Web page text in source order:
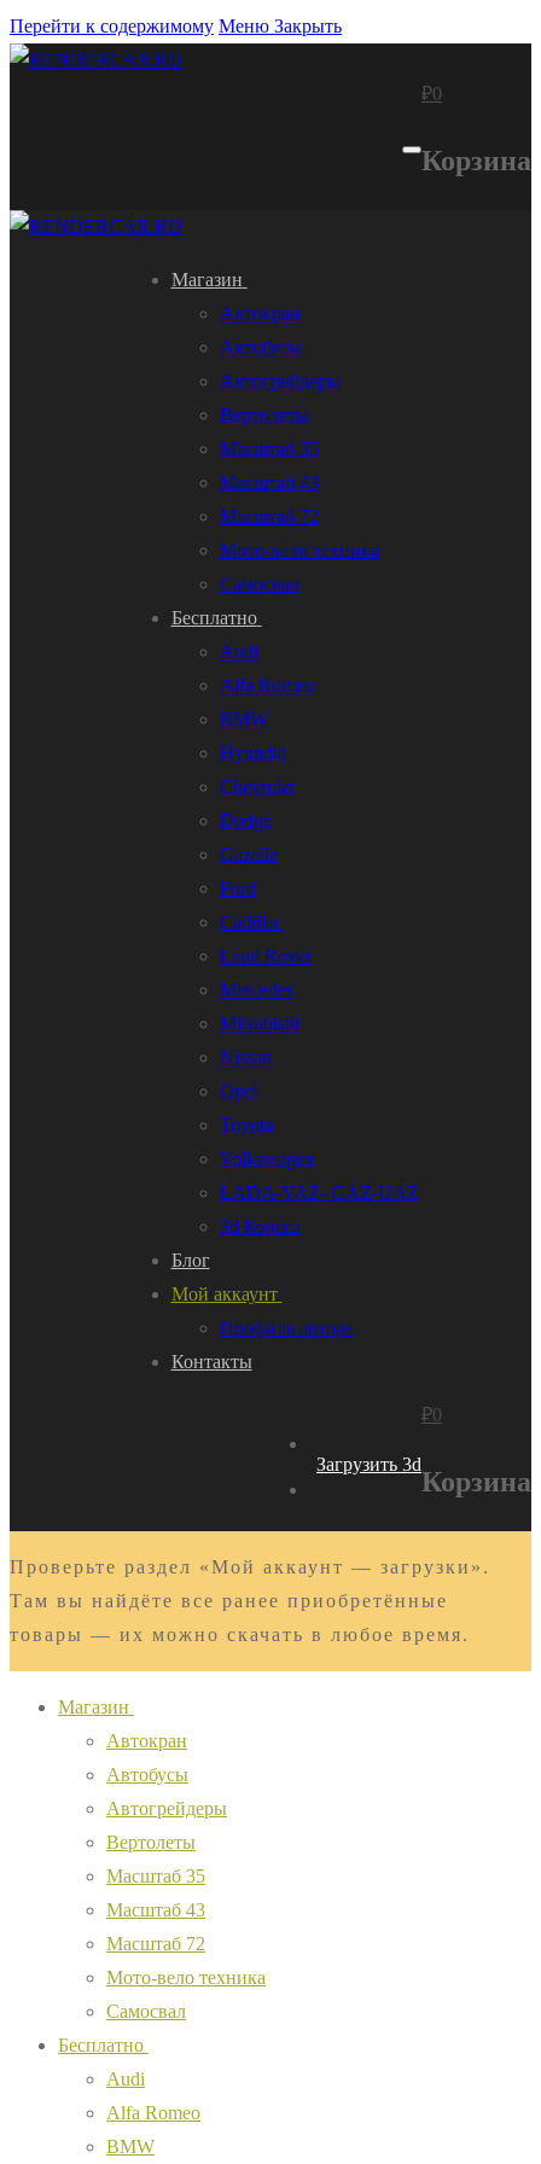
Перейти к содержимому Меню Закрыть
₽0
Корзина
Магазин
Автокран
Автобусы
Автогрейдеры
Вертолеты
Масштаб 35
Масштаб 43
Масштаб 72
Мото-вело техника
Самосвал
Бесплатно
Audi
Alfa Romeo
BMW
Hyundai
Chevrolet
Dodge
Gazelle
Ford
Cadillac
Land Rover
Mercedes
Mitsubishi
Nissan
Opel
Toyota
Volkswagen
LADA-VAZ- GAZ-UAZ
3d Колеса
Блог
Мой аккаунт
Профиль автора
Контакты
Загрузить 3d
₽0
Корзина
Проверьте раздел «Мой аккаунт — загрузки».
Там вы найдёте все ранее приобретённые
товары — их можно скачать в любое время.
Магазин
Автокран
Автобусы
Автогрейдеры
Вертолеты
Масштаб 35
Масштаб 43
Масштаб 72
Мото-вело техника
Самосвал
Бесплатно
Audi
Alfa Romeo
BMW